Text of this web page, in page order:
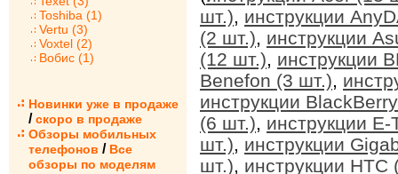
Toshiba (1)
Vertu (3)
Voxtel (2)
Вобис (1)
Новинки уже в продаже
/ скоро в продаже
Обзоры мобильных
телефонов / Все
обзоры по моделям
шт.), инструкции
(2 шт.), инструкции
(12 шт.), инструкции
Benefon (3 шт.),
инструкции
(6 шт.), инструкции
шт.), инструкции
шт.), инструкции HTC